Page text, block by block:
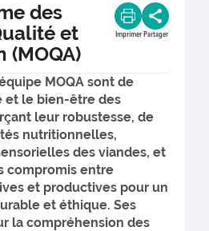
des
et
(MOQA)
Imprimer Partager
MOQA sont de
et le bien-être des
leur robustesse, de
nutritionnelles,
des viandes, et
compromis entre
et productives pour un
et éthique. Ses
la compréhension des